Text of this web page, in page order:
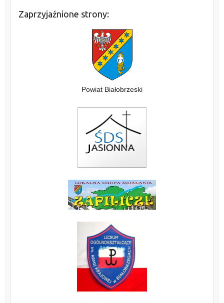
Zaprzyjaźnione strony:
Powiat Białobrzeski